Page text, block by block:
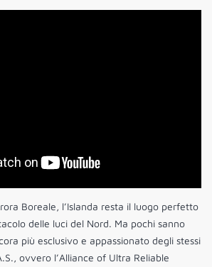
Boreale, l’Islanda resta il luogo perfetto
delle luci del Nord. Ma pochi sanno
più esclusivo e appassionato degli stessi
ovvero l’Alliance of Ultra Reliable